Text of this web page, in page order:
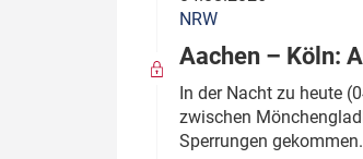
NRW
Aachen – Köln:
In der Nacht zu heute
zwischen
Sperrungen gekommen.